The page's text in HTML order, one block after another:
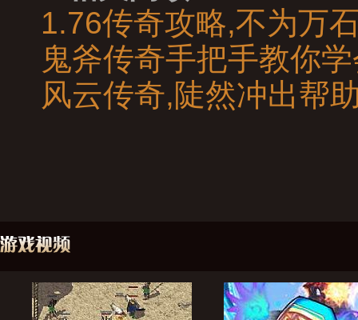
1.76传奇攻略,不为万
鬼斧传奇手把手教你
风云传奇,陡然冲出帮